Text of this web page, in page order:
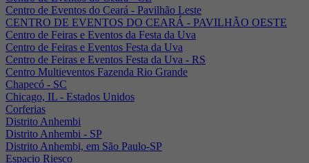
Centro de Eventos do Ceará - Pavilhão Leste
CENTRO DE EVENTOS DO CEARÁ - PAVILHÃO OESTE
Centro de Feiras e Eventos da Festa da Uva
Centro de Feiras e Eventos Festa da Uva
Centro de Feiras e Eventos Festa da Uva - RS
Centro Multieventos Fazenda Rio Grande
Chapecó - SC
Chicago, IL - Estados Unidos
Corferias
Distrito Anhembi
Distrito Anhembi - SP
Distrito Anhembi, em São Paulo-SP
Espacio Riesco